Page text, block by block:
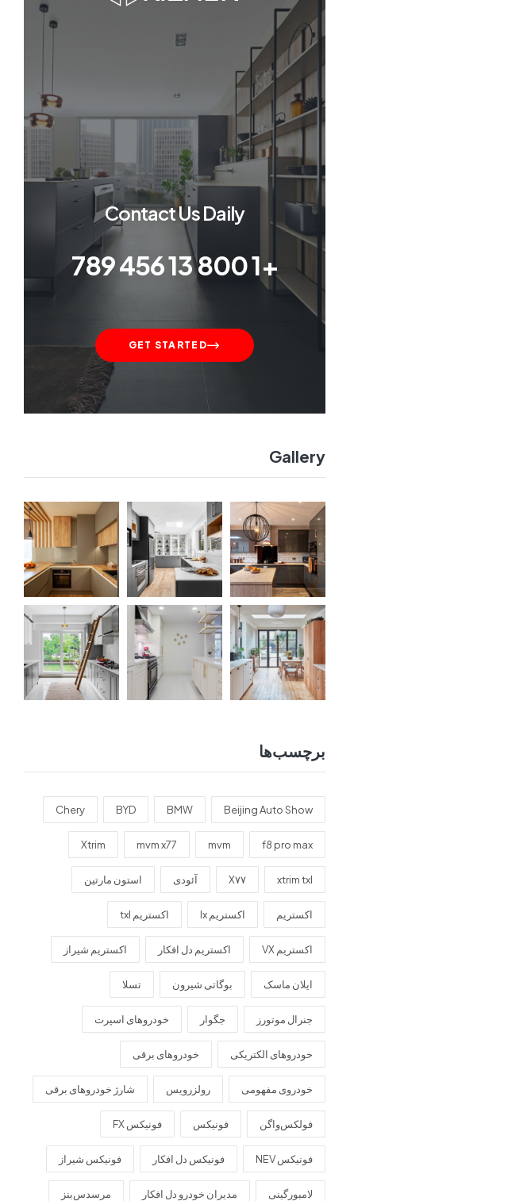
Contact Us Daily
+1 800 13 456 789
GET STARTED
Gallery
برچسب‌ها
Beijing Auto Show
BMW
BYD
Chery
f8 pro max
mvm
mvm x77
Xtrim
xtrim txl X۷۷ آئودی استون مارتین
اکستریم اکستریم lx اکستریم txl
اکستریم VX اکستریم دل افکار اکستریم شیراز
ایلان ماسک بوگاتی شیرون تسلا
جنرال موتورز جگوار خودروهای اسپرت
خودروهای الکتریکی خودروهای برقی
خودروی مفهومی رولزرویس شارژ خودروهای برقی
فولکس‌واگن فونیکس فونیکس FX
فونیکس NEV فونیکس دل افکار فونیکس شیراز
لامبورگینی مدیران خودرو دل افکار مرسدس‌بنز